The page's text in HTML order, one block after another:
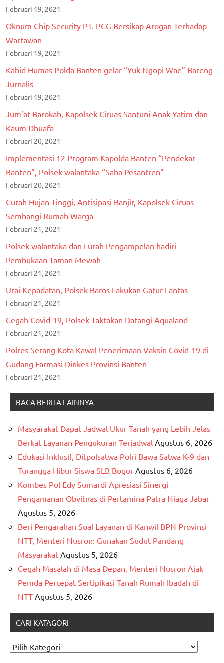
Februari 19, 2021
Oknum Chip Security PT. PCG Bersikap Arogan Terhadap
Wartawan
Februari 19, 2021
Kabid Humas Polda Banten gelar “Yuk Ngopi Wae” Bareng
Jurnalis
Februari 19, 2021
Jum’at Barokah, Kapolsek Ciruas Santuni Anak Yatim dan
Kaum Dhuafa
Februari 20, 2021
Implementasi 12 Program Kapolda Banten “Pendekar
Banten”, Polsek walantaka “Saba Pesantren”
Februari 20, 2021
Curah Hujan Tinggi, Antisipasi Banjir, Kapolsek Ciruas
Sembangi Rumah Warga
Februari 21, 2021
Polsek walantaka dan Lurah Pengampelan hadiri
Pembukaan Taman Mewah
Februari 21, 2021
Urai Kepadatan, Polsek Baros Lakukan Gatur Lantas
Februari 21, 2021
Cegah Covid-19, Polsek Taktakan Datangi Aqualand
Februari 21, 2021
Polres Serang Kota Kawal Penerimaan Vaksin Covid-19 di
Gudang Farmasi Dinkes Provinsi Banten
Februari 21, 2021
BACA BERITA LAINNYA
Masyarakat Dapat Jadwal Ukur Tanah yang Lebih Jelas
Berkat Layanan Pengukuran Terjadwal Agustus 6, 2026
Edukasi Inklusif, Ditpolsatwa Polri Bawa Satwa K-9 dan
Turangga Hibur Siswa SLB Bogor Agustus 6, 2026
Kombes Pol Edy Sumardi Apresiasi Sinergi
Pengamanan Obvitnas di Pertamina Patra Niaga Jabar
Agustus 5, 2026
Beri Pengarahan Soal Layanan di Kanwil BPN Provinsi
NTT, Menteri Nusron: Gunakan Sudut Pandang
Masyarakat Agustus 5, 2026
Cegah Masalah di Masa Depan, Menteri Nusron Ajak
Pemda Percepat Sertipikasi Tanah Rumah Ibadah di
NTT Agustus 5, 2026
CARI KATAGORI
CARI